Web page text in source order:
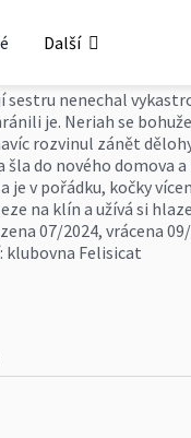
Další
nenechal
je. Neriah se
rozvinul zánět
do nového domova
v pořádku, kočky
na klín a užívá si
07/2024, vrácena
klubovna Felisicat